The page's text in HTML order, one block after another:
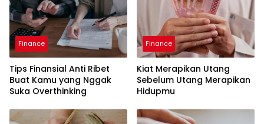
Finance
Tips Finansial Anti Ribet
Buat Kamu yang Nggak
Suka Overthinking
Finance
Kiat Merapikan Utang
Sebelum Utang Merapikan
Hidupmu